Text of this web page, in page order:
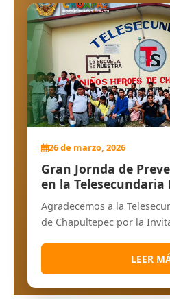
26 de marzo, 2026
Gran Jornda de
en la Telesecundaria
Agradecemos a la
de Chapultepec por la
LEER